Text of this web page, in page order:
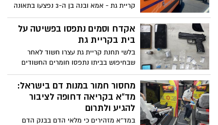
קריית גת - אמא ובנה בן ה-3 נפצעו בתאונה
וטופלו על ידי צוותי ההצלה
אקדח וסמים נתפסו בפשיטה על
בית בקריית גת
בלשי תחנת קריית גת עצרו חשוד לאחר
שבחיפוש בביתו נתפסו חומרים החשודים
כסמים ואקדח איירסופט
מחסור חמור במנות דם בישראל:
מד”א בקריאה דחופה לציבור
להגיע ולתרום
במד”א מזהירים כי מלאי הדם בבנק הדם